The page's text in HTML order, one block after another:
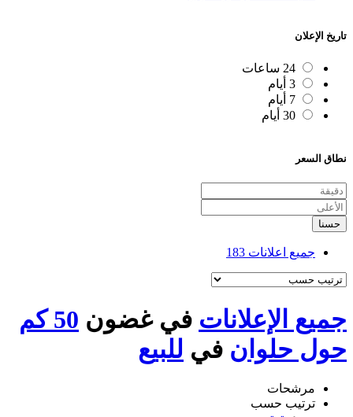
تاريخ الإعلان
24 ساعات
3 أيام
7 أيام
30 أيام
نطاق السعر
حسنا
جميع اعلانات 183
جميع الإعلانات في غضون
50 كم
حول حلوان في للبيع
مرشحات
ترتيب حسب